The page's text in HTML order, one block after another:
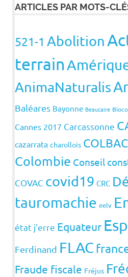
ARTICLES PAR MOTS-
521-1 Abolition
terrain
AnimaNaturalis
Baléares Bayonne Beaucaire
Cannes 2017 Carcassonne
cazarrata charollois COLBAC
Colombie Conseil
COVAC covid19 CRC
tauromachie eelv
état j'erre Equateur
Ferdinand FLAC
Fraude fiscale Fréjus